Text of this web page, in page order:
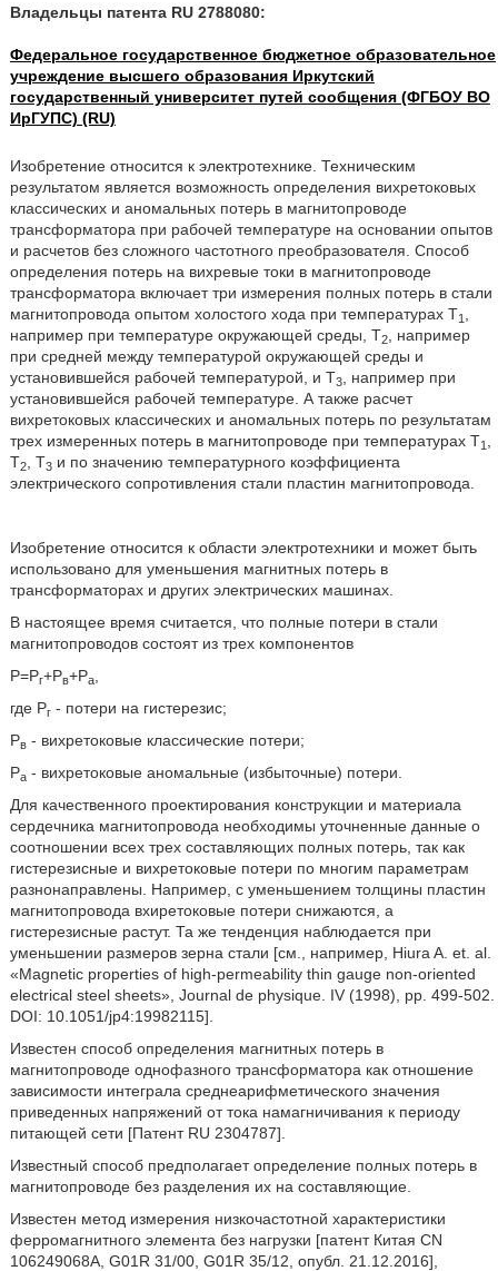
Владельцы патента RU 2788080:
Федеральное государственное бюджетное образовательное
учреждение высшего образования Иркутский
государственный университет путей сообщения (ФГБОУ ВО
ИрГУПС) (RU)
Изобретение относится к электротехнике. Техническим
результатом является возможность определения вихретоковых
классических и аномальных потерь в магнитопроводе
трансформатора при рабочей температуре на основании опытов
и расчетов без сложного частотного преобразователя. Способ
определения потерь на вихревые токи в магнитопроводе
трансформатора включает три измерения полных потерь в стали
магнитопровода опытом холостого хода при температурах Т1
например при температуре окружающей среды, Т2, например
при средней между температурой окружающей среды и
установившейся рабочей температурой, и Т3, например при
установившейся рабочей температуре. А также расчет
вихретоковых классических и аномальных потерь по результатам
трех измеренных потерь в магнитопроводе при температурах Т1
Т2, Т3и по значению температурного коэффициента
электрического сопротивления стали пластин магнитопровода.
Изобретение относится к области электротехники и может быть
использовано для уменьшения магнитных потерь в
трансформаторах и других электрических машинах.
В настоящее время считается, что полные потери в стали
магнитопроводов состоят из трех компонентов
Р=Рг+Рв+Ра,
где Рг- потери на гистерезис;
Рв - вихретоковые классические потери;
Ра- вихретоковые аномальные (избыточные) потери.
Для качественного проектирования конструкции и материала
сердечника магнитопровода необходимы уточненные данные о
соотношении всех трех составляющих полных потерь, так как
гистерезисные и вихретоковые потери по многим параметрам
разнонаправлены. Например, с уменьшением толщины пластин
магнитопровода вхиретоковые потери снижаются, а
гистерезисные растут. Та же тенденция наблюдается при
уменьшении размеров зерна стали [см., например, Hiura A. et. al.
«Magnetic properties of high-permeability thin gauge non-oriented
electrical steel sheets», Journal de physique. IV (1998), pp. 499-502.
DOI: 10.1051/jp4:19982115].
Известен способ определения магнитных потерь в
магнитопроводе однофазного трансформатора как отношение
зависимости интеграла среднеарифметического значения
приведенных напряжений от тока намагничивания к периоду
питающей сети [Патент RU 2304787].
Известный способ предполагает определение полных потерь в
магнитопроводе без разделения их на составляющие.
Известен метод измерения низкочастотной характеристики
ферромагнитного элемента без нагрузки [патент Китая CN
106249068А, G01R 31/00, G01R 35/12, опубл. 21.12.2016],